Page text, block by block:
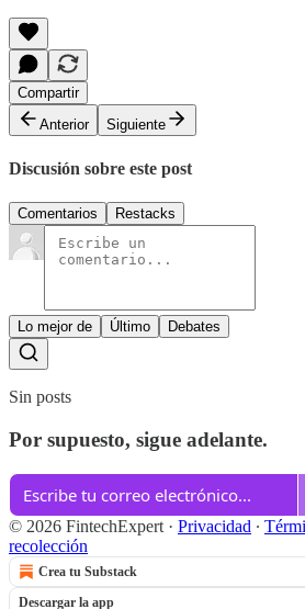
Compartir
Anterior
Siguiente
Discusión sobre este post
Comentarios Restacks
Lo mejor de Último Debates
Sin posts
Por supuesto, sigue adelante.
© 2026 FintechExpert · Privacidad ∙
recolección
Crea tu Substack
Descargar la app